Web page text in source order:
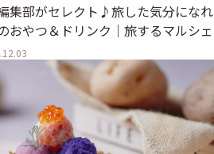
集部がセレクト♪旅した気分になれ
おやつ＆ドリンク｜旅するマルシェ